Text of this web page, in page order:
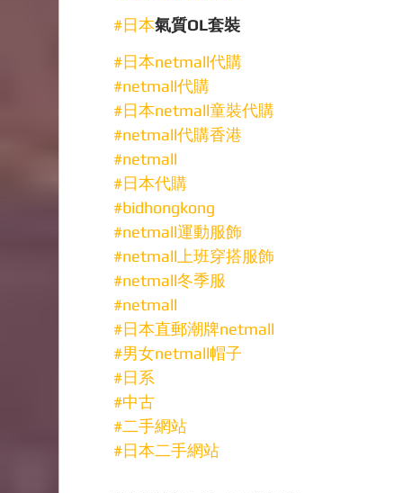
#日本氣質OL套裝
#日本netmall代購
#netmall代購
#日本netmall童裝代購
#netmall代購香港
#netmall
#日本代購
#bidhongkong
#netmall運動服飾
#netmall上班穿搭服飾
#netmall冬季服
#netmall
#日本直郵潮牌netmall
#男女netmall帽子
#日系
#中古
#二手網站
#日本二手網站